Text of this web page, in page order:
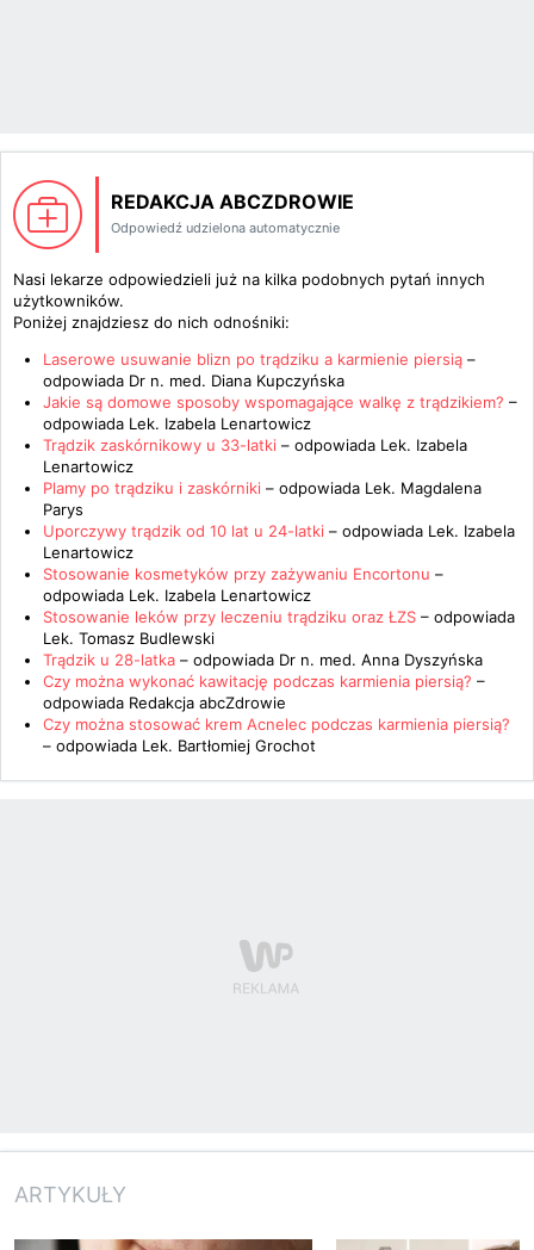
REDAKCJA ABCZDROWIE
Odpowiedź udzielona automatycznie
Nasi lekarze odpowiedzieli już na kilka podobnych pytań innych
użytkowników.
Poniżej znajdziesz do nich odnośniki:
Laserowe usuwanie blizn po trądziku a karmienie piersią –
odpowiada Dr n. med. Diana Kupczyńska
Jakie są domowe sposoby wspomagające walkę z trądzikiem? –
odpowiada Lek. Izabela Lenartowicz
Trądzik zaskórnikowy u 33-latki – odpowiada Lek. Izabela
Lenartowicz
Plamy po trądziku i zaskórniki – odpowiada Lek. Magdalena
Parys
Uporczywy trądzik od 10 lat u 24-latki – odpowiada Lek. Izabela
Lenartowicz
Stosowanie kosmetyków przy zażywaniu Encortonu –
odpowiada Lek. Izabela Lenartowicz
Stosowanie leków przy leczeniu trądziku oraz ŁZS – odpowiada
Lek. Tomasz Budlewski
Trądzik u 28-latka – odpowiada Dr n. med. Anna Dyszyńska
Czy można wykonać kawitację podczas karmienia piersią? –
odpowiada Redakcja abcZdrowie
Czy można stosować krem Acnelec podczas karmienia piersią?
– odpowiada Lek. Bartłomiej Grochot
ARTYKUŁY